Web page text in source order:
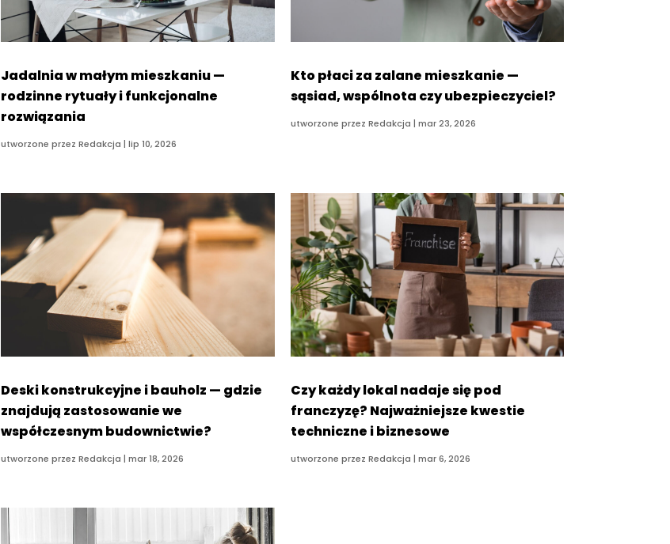
Jadalnia w małym mieszkaniu —
rodzinne rytuały i funkcjonalne
rozwiązania
utworzone przezRedakcja |lip 10, 2026
Kto płaci za zalane mieszkanie —
sąsiad, wspólnota czy ubezpieczyciel?
utworzone przez Redakcja | mar 23, 2026
Deski konstrukcyjne i bauholz — gdzie
znajdują zastosowanie we
współczesnym budownictwie?
utworzone przezRedakcja |mar 18, 2026
Czy każdy lokal nadaje się pod
franczyzę? Najważniejsze kwestie
techniczne i biznesowe
utworzone przez Redakcja | mar 6, 2026